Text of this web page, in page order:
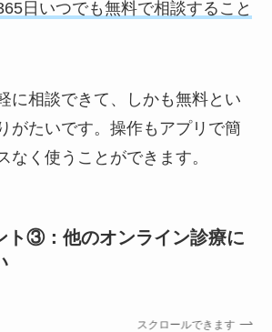
日いつでも無料で相談すること
に相談できて、しかも無料とい
がたいです。操作もアプリで簡
なく使うことができます。
ト③：他のオンライン診療に
スクロールできます